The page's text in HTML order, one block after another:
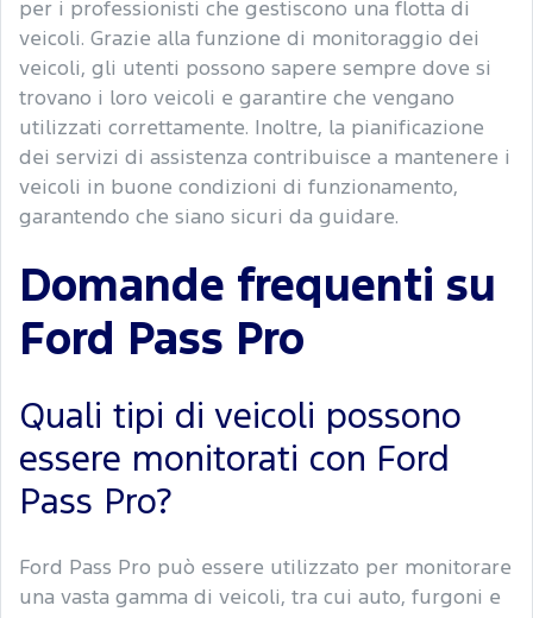
per i professionisti che gestiscono una flotta di
veicoli. Grazie alla funzione di monitoraggio dei
veicoli, gli utenti possono sapere sempre dove si
trovano i loro veicoli e garantire che vengano
utilizzati correttamente. Inoltre, la pianificazione
dei servizi di assistenza contribuisce a mantenere i
veicoli in buone condizioni di funzionamento,
garantendo che siano sicuri da guidare.
Domande frequenti su
Ford Pass Pro
Quali tipi di veicoli possono
essere monitorati con Ford
Pass Pro?
Ford Pass Pro può essere utilizzato per monitorare
una vasta gamma di veicoli, tra cui auto, furgoni e